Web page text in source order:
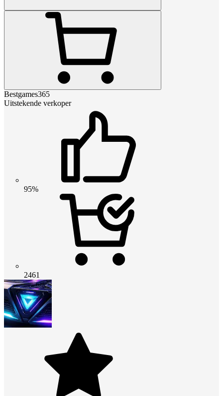
Bestgames365
Uitstekende verkoper
95%
2461